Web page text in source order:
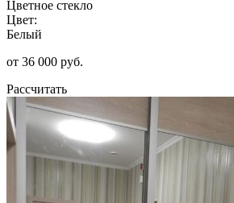
Цветное стекло
Цвет:
Белый
от 36 000 руб.
Рассчитать